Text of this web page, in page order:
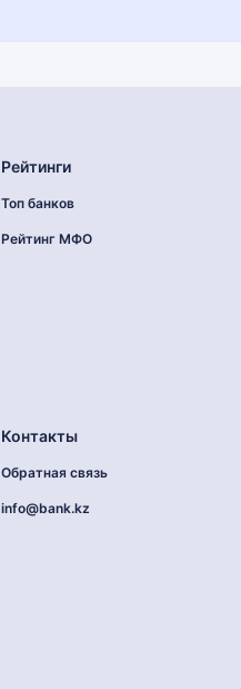
Рейтинги
Топ банков
Рейтинг МФО
Контакты
Обратная связь
info@bank.kz